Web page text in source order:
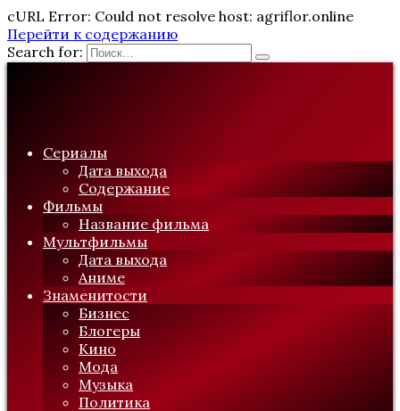
cURL Error: Could not resolve host: agriflor.online
Перейти к содержанию
Search for:
Сериалы
Дата выхода
Содержание
Фильмы
Название фильма
Мультфильмы
Дата выхода
Аниме
Знаменитости
Бизнес
Блогеры
Кино
Мода
Музыка
Политика